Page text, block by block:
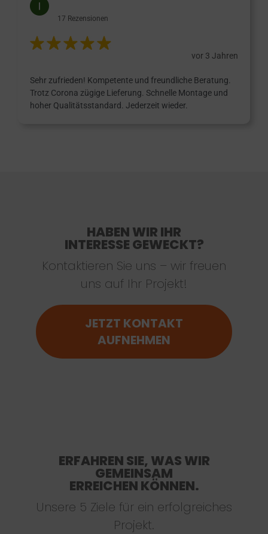
17 Rezensionen
vor 3 Jahren
Sehr zufrieden! Kompetente und freundliche Beratung.
Trotz Corona zügige Lieferung. Schnelle Montage und
hoher Qualitätsstandard. Jederzeit wieder.
HABEN WIR IHR
INTERESSE GEWECKT?
Kontaktieren Sie uns – wir freuen
uns auf Ihr Projekt!
JETZT KONTAKT
AUFNEHMEN
ERFAHREN SIE, WAS WIR
GEMEINSAM
ERREICHEN KÖNNEN.
Unsere 5 Ziele für ein erfolgreiches
Projekt.